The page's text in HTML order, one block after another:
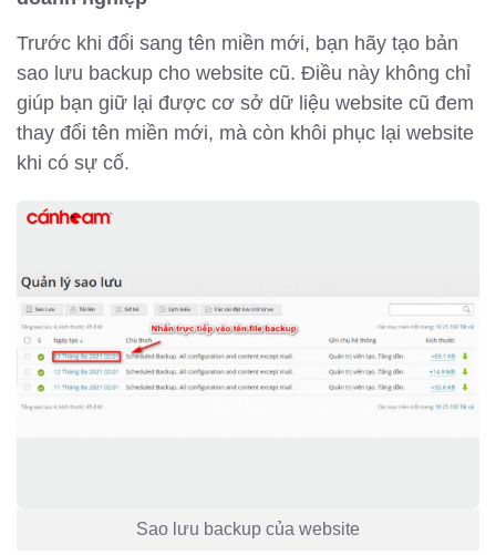
Trước khi đổi sang tên miền mới, bạn hãy tạo bản
sao lưu backup cho website cũ. Điều này không chỉ
giúp bạn giữ lại được cơ sở dữ liệu website cũ đem
thay đổi tên miền mới, mà còn khôi phục lại website
khi có sự cố.
Sao lưu backup của website